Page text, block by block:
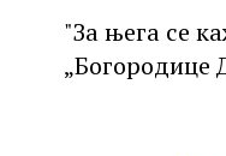
"За њега се
„Богородице